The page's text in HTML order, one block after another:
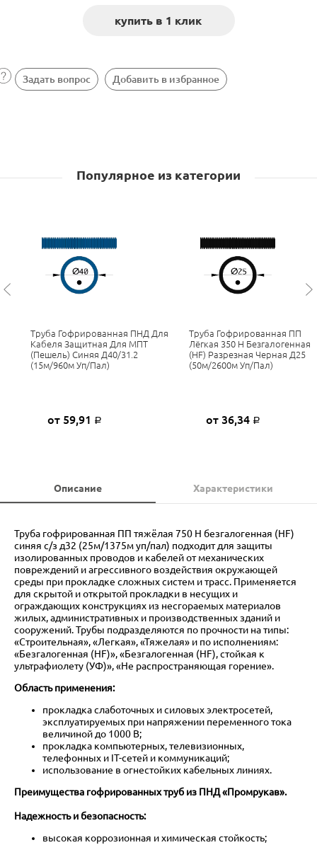
Задать вопрос Добавить в избранное
Популярное из категории
Труба Гофрированная ПНД Для
Кабеля Защитная Для МПТ
(пешель) Синяя Д40/31.2
(15м/960м Уп/пал)
от 59,91 Р
Труба Гофрированная ПП
Лёгкая 350 Н Безгалогенная
(HF) Разрезная Черная Д25
(50м/2600м Уп/пал)
от 36,34 Р
Описание Характеристики
Труба гофрированная ПП тяжёлая 750 Н безгалогенная (HF)
синяя с/з д32 (25м/1375м уп/пал) подходит для защиты
изолированных проводов и кабелей от механических
повреждений и агрессивного воздействия окружающей
среды при прокладке сложных систем и трасс. Применяется
для скрытой и открытой прокладки в несущих и
ограждающих конструкциях из несгораемых материалов
жилых, административных и производственных зданий и
сооружений. Трубы подразделяются по прочности на типы:
«Строительная», «Легкая», «Тяжелая» и по исполнениям:
«Безгалогенная (HF)», «Безгалогенная (HF), стойкая к
ультрафиолету (УФ)», «Не распространяющая горение».
Область применения:
прокладка слаботочных и силовых электросетей,
эксплуатируемых при напряжении переменного тока
величиной до 1000 В;
прокладка компьютерных, телевизионных,
телефонных и IT-сетей и коммуникаций;
использование в огнестойких кабельных линиях.
Преимущества гофрированных труб из ПНД «Промрукав».
Надежность и безопасность:
высокая коррозионная и химическая стойкость;